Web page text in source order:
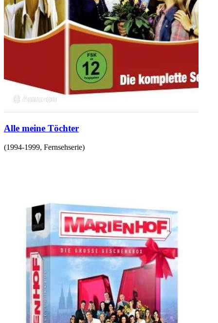
Alle meine Töchter
(1994-1999, Fernsehserie)